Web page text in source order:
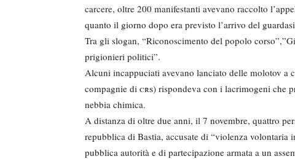
carcere, oltre 200 manifestanti avevano raccolto
quanto il giorno dopo era previsto l’arrivo del
Tra gli slogan, “Riconoscimento del popolo
prigionieri politici”.
Alcuni incappuciati avevano lanciato delle molotov a
compagnie di crs) rispondeva con i lacrimogeni che
nebbia chimica.
A distanza di oltre due anni, il 7 novembre, quattro
repubblica di Bastia, accusate di “violenza volontaria
pubblica autorità e di partecipazione armata a un